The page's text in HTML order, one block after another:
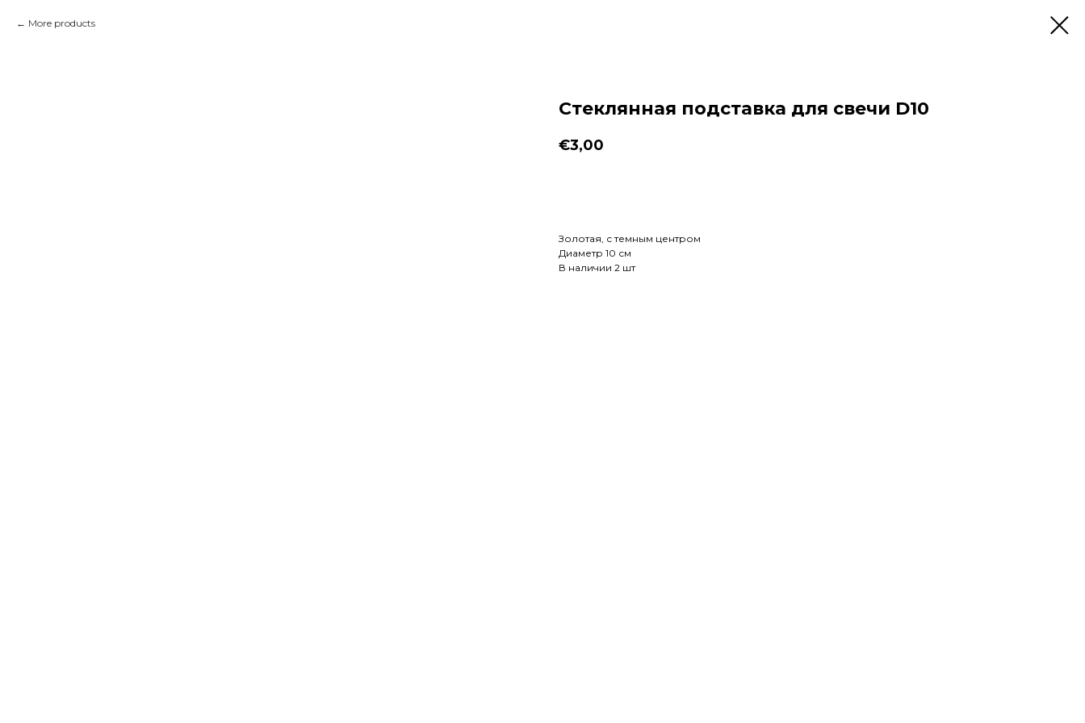
More products
Стеклянная подставка для свечи D10
€3,00
Золотая, с темным центром
Диаметр 10 см
В наличии 2 шт